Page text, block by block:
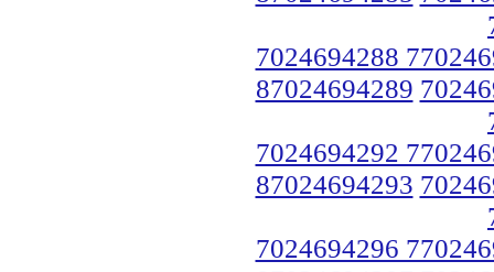
7024694288
87024694289
7024694292
87024694293
7024694296